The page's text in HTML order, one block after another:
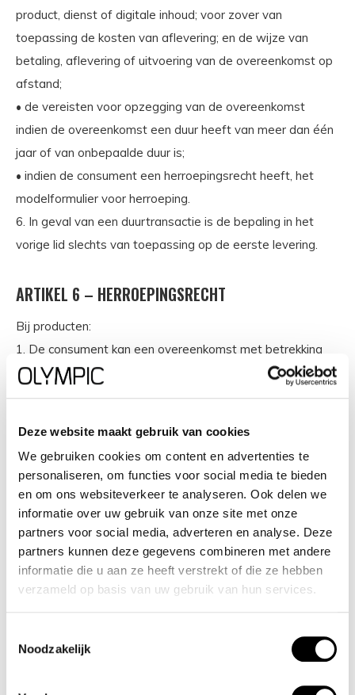
Deze website maakt gebruik van cookies
We gebruiken cookies om content en advertenties te
personaliseren, om functies voor social media te bieden
en om ons websiteverkeer te analyseren. Ook delen we
informatie over uw gebruik van onze site met onze
partners voor social media, adverteren en analyse. Deze
partners kunnen deze gegevens combineren met andere
informatie die u aan ze heeft verstrekt of die ze hebben
verzameld op basis van uw gebruik van hun services.
Noodzakelijk
product, dienst of digitale inhoud; voor zover van
toepassing de kosten van aflevering; en de wijze van
betaling, aflevering of uitvoering van de overeenkomst op
afstand;
• de vereisten voor opzegging van de overeenkomst
indien de overeenkomst een duur heeft van meer dan één
jaar of van onbepaalde duur is;
• indien de consument een herroepingsrecht heeft, het
modelformulier voor herroeping.
6. In geval van een duurtransactie is de bepaling in het
vorige lid slechts van toepassing op de eerste levering.
ARTIKEL 6 – HERROEPINGSRECHT
Bij producten:
1. De consument kan een overeenkomst met betrekking
tot de aankoop van een product gedurende een
bedenktijd van 14 dagen zonder opgave van redenen
naar de reden van herroeping, maar deze niet tot opgave
van zijn reden(en) verplichten.
2. De in lid 1 genoemde bedenktijd gaat in op de dag
nadat de consument, of een vooraf door de consument
aangewezen derde, die niet de vervoerder is, het product
heeft ontvangen, of:
• als de consument in eenzelfde bestelling meerdere
heeft ontvangen. De ondernemer mag, mits hij de